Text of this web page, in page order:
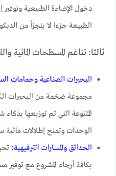
دخول الإضاءة الطبيعية
الطبيعة جزءا لا يتجزأ من
ثالثا: تناغم المسطحات المائية
البحيرات الصناعية وحمامات
مجموعة ضخمة من البحيرات
المتنوعة التي تم توزيعها
الوحدات وتمنح إطلالات مائية
الحدائق والمسارات الترفيهية:
بكافة أرجاء المشروع مع